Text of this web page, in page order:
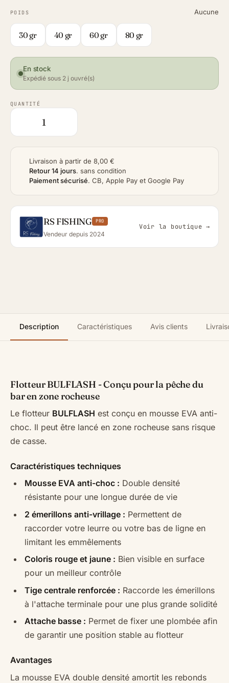
POIDS Aucune
30 gr 40 gr 60 gr 80 gr
En stock
Expédié sous 2 j ouvré(s)
QUANTITÉ
Livraison à partir de 8,00 €
Retour 14 jours. sans condition
Paiement sécurisé. CB, Apple Pay et Google Pay
RS FISHING PRO
Vendeur depuis 2024
Voir la boutique →
Description Caractéristiques Avis clients
Flotteur BULFLASH - Conçu pour la pêche du
bar en zone rocheuse
Le flotteur BULFLASH est conçu en mousse EVA anti-
choc. Il peut être lancé en zone rocheuse sans risque
de casse.
Caractéristiques techniques
Mousse EVA anti-choc : Double densité
résistante pour une longue durée de vie
2 émerillons anti-vrillage : Permettent de
raccorder votre leurre ou votre bas de ligne en
limitant les emmêlements
Coloris rouge et jaune : Bien visible en surface
pour un meilleur contrôle
Tige centrale renforcée : Raccorde les émerillons
à l'attache terminale pour une plus grande solidité
Attache basse : Permet de fixer une plombée afin
de garantir une position stable au flotteur
Avantages
La mousse EVA double densité amortit les rebonds